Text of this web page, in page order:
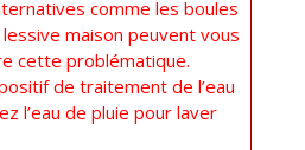
comme les boules
maison peuvent vous
cette problématique.
de traitement de l’eau
l’eau de pluie pour laver